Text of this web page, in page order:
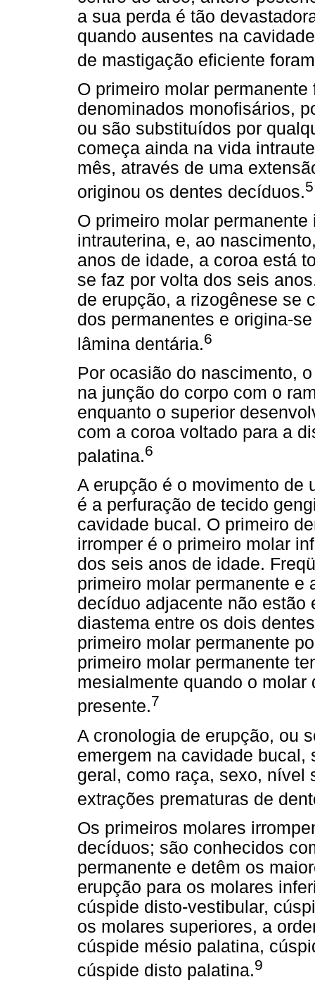
a sua perda é tão
quando ausentes na
de mastigação eficiente
O primeiro molar
denominados monofisários,
ou são substituídos por
começa ainda na vida
mês, através de uma
originou os dentes decíduos.5
O primeiro molar
intrauterina, e, ao
anos de idade, a coroa está
se faz por volta dos seis
de erupção, a rizogênese se
dos permanentes e origina-
lâmina dentária.6
Por ocasião do nascimento,
na junção do corpo com o
enquanto o superior
com a coroa voltado para a
palatina.6
A erupção é o movimento de
é a perfuração de tecido
cavidade bucal. O primeiro
irromper é o primeiro molar
dos seis anos de idade.
primeiro molar permanente e
decíduo adjacente não estão
diastema entre os dois
primeiro molar permanente
primeiro molar permanente
mesialmente quando o
presente.7
A cronologia de erupção, ou
emergem na cavidade
geral, como raça, sexo, nível
extrações prematuras de
Os primeiros molares
decíduos; são conhecidos
permanente e detêm os
erupção para os molares
cúspide disto-vestibular,
os molares superiores, a
cúspide mésio palatina,
cúspide disto palatina.9